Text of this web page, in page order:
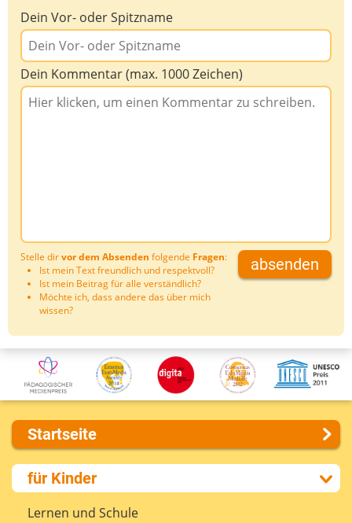
Dein Vor- oder Spitzname
Dein Kommentar (max. 1000 Zeichen)
Stelle dirvor dem Absenden folgende Fragen:
Ist mein Text freundlich und respektvoll?
Ist mein Beitrag für alle verständlich?
Möchte ich, dass andere das über mich
wissen?
absenden
Startseite
Über uns
Presse
Kontakt
für Kinder
Lernen und Schule